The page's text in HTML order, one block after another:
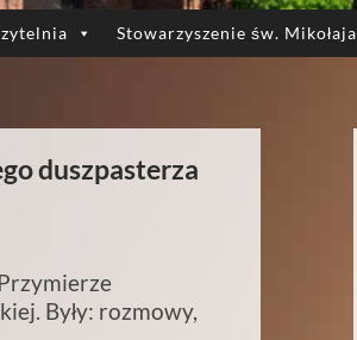
Stowarzyszenie św. Mikołaja
duszpasterza
Były: rozmowy,